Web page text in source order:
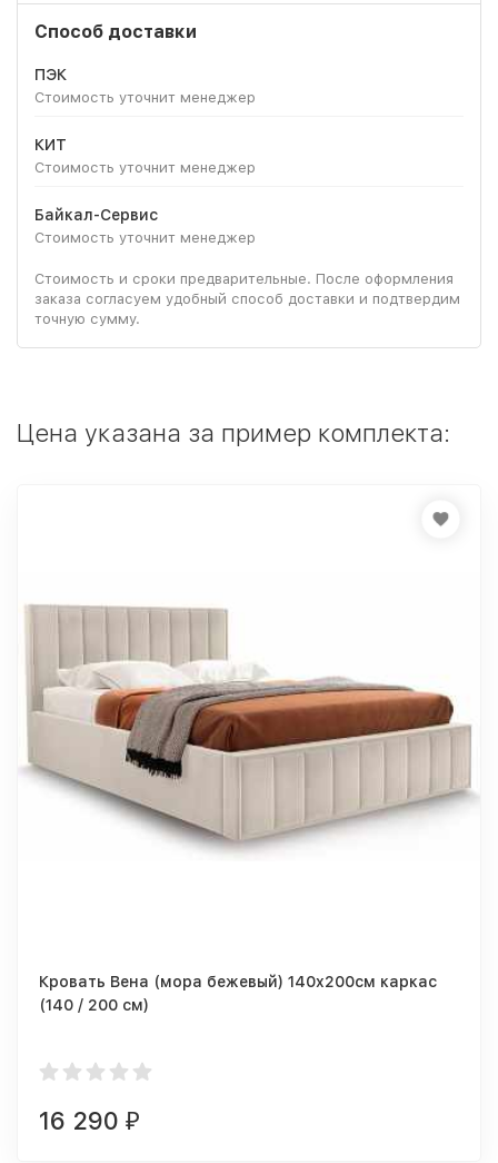
Способ доставки
ПЭК
Стоимость уточнит менеджер
КИТ
Стоимость уточнит менеджер
Байкал-Сервис
Стоимость уточнит менеджер
Стоимость и сроки предварительные. После оформления
заказа согласуем удобный способ доставки и подтвердим
точную сумму.
Цена указана за пример комплекта:
Кровать Вена (мора бежевый) 140x200см каркас
(140 / 200 см)
16 290 ₽